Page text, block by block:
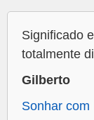
Significado
totalmente
Gilberto
Sonhar